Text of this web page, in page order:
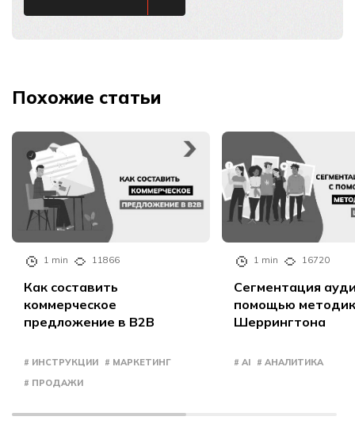
Похожие статьи
1 min 11866
Как составить
коммерческое
предложение в B2B
# ИНСТРУКЦИИ
# МАРКЕТИНГ
# ПРОДАЖИ
1 min 16720
Сегментация
помощью
Шеррингтона
# AI # АНАЛИТИКА